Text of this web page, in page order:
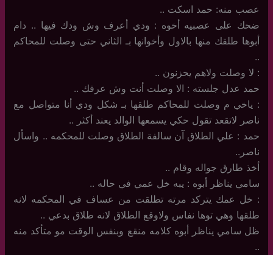
عصب منه: حمد اسكت ..
ضحك على عصبيه أخوه : ودي أعرف وش ودك فيها .. دام
أبوها طلقك منها بالاول وأخوانها بـ الثاني حتى وصلت للمحاكم
..
: لا وصلت ولاهم يحزنون ..
حمد عدل جلسته : الا وصلت أنت وش عرفك ..
: ياخي م وصلت للمحاكم طلقها بـ شكل ودي أنا متواصل مع
ناصر لاتقعد تقول حكي يسمعها الوالد يعند أكثر ..
حمد : علي الطلاق آن سالفة الطلاق وصلت للمحكمه .. واسأل
ناصر..
أخذ طارق جواله وقام ..
سامي يناظر أبوه : يبه خل عمي في حاله ..
: خل عمك يتركد مرته تطلقت من عساف في المحكمه لانه
طلقها وهي توها نفاس ولاوقع الطلاق لانه طلاق بدعي ..
ظل سامي يناظر أبوه كلامه منقع وبنفس الوقت مو متأكد منه
..